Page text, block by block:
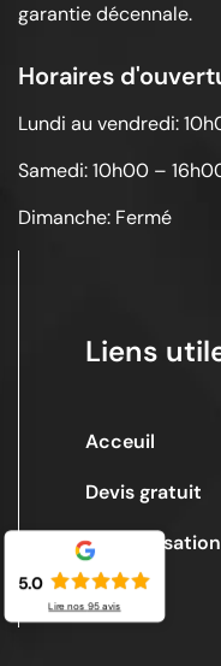
garantie décennale.
Horaires
Lundi au vendredi:
Samedi: 10h00 –
Dimanche: Fermé
Liens
Acceuil
Devis gratuit
Nos
Contact
5.0
Lire nos 95avis